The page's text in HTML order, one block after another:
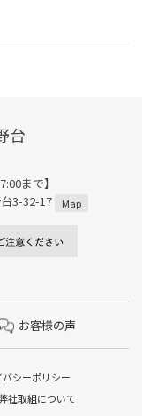
台
まで】
3-32-17
Map
お客様の声
バシーポリシー
社取組について